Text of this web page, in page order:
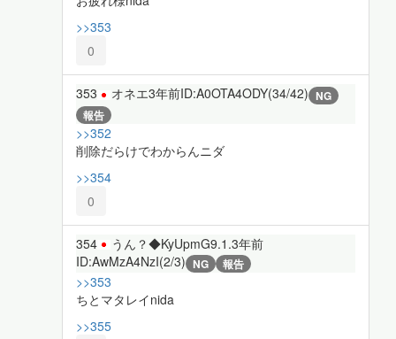
>>353
0
353 オネエ3年前ID:A0OTA4ODY(34/42) NG
報告
>>352
削除だらけでわからんニダ
>>354
0
354 うん？◆KyUpmG9.1.3年前
ID:AwMzA4NzI(2/3) NG 報告
>>353
ちとマタレイnida
>>355